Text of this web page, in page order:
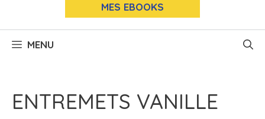
MES EBOOKS
MENU
ENTREMETS VANILLE